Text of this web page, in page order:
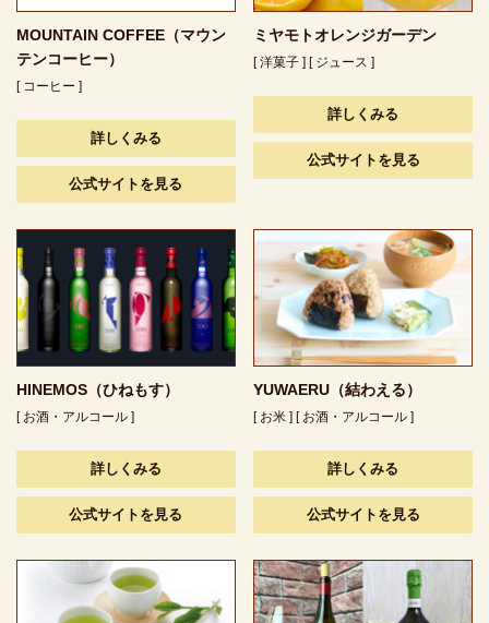
MOUNTAIN COFFEE（マウン
テンコーヒー）
[ コーヒー ]
詳しくみる
公式サイトを見る
ミヤモトオレンジガーデン
[ 洋菓子 ] [ ジュース ]
詳しくみる
公式サイトを見る
HINEMOS（ひねもす）
[ お酒・アルコール ]
詳しくみる
公式サイトを見る
YUWAERU（結わえる）
[ お米 ] [ お酒・アルコール ]
詳しくみる
公式サイトを見る